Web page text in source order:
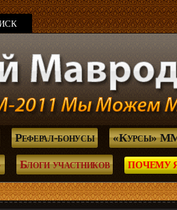
Реферал-бонусы «Курсы»
Блоги участников ПОЧЕМУ